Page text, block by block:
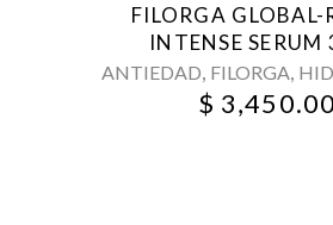
FILORGA GLOBAL-
INTENSE SERUM
ANTIEDAD, FILORGA,
$ 3,450.00